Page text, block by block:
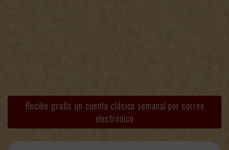
Recibe gratis un cuento clásico semanal por correo
electrónico